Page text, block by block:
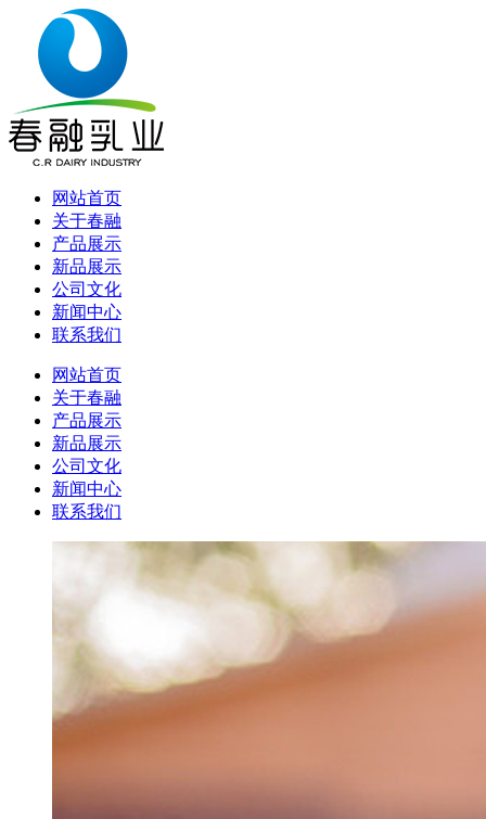
网站首页
关于春融
产品展示
新品展示
公司文化
新闻中心
联系我们
网站首页
关于春融
产品展示
新品展示
公司文化
新闻中心
联系我们